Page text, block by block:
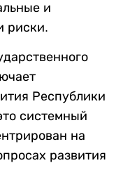
и
риски.
Республики
системный
на
развития